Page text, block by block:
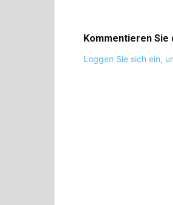
Kommentieren Sie
Loggen Sie sich ein,